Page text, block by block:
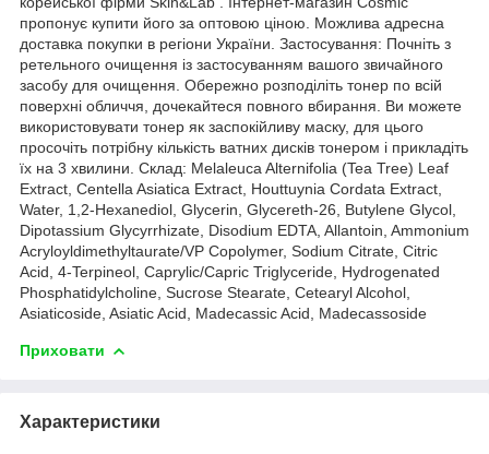
пропонує купити його за оптовою ціною. Можлива адресна
доставка покупки в регіони України. Застосування: Почніть з
ретельного очищення із застосуванням вашого звичайного
засобу для очищення. Обережно розподіліть тонер по всій
поверхні обличчя, дочекайтеся повного вбирання. Ви можете
використовувати тонер як заспокійливу маску, для цього
просочіть потрібну кількість ватних дисків тонером і прикладіть
їх на 3 хвилини. Склад: Melaleuca Alternifolia (Tea Tree) Leaf
Extract, Centella Asiatica Extract, Houttuynia Cordata Extract,
Water, 1,2-Hexanediol, Glycerin, Glycereth-26, Butylene Glycol,
Dipotassium Glycyrrhizate, Disodium EDTA, Allantoin, Ammonium
Acryloyldimethyltaurate/VP Copolymer, Sodium Citrate, Citric
Acid, 4-Terpineol, Caprylic/Capric Triglyceride, Hydrogenated
Phosphatidylcholine, Sucrose Stearate, Cetearyl Alcohol,
Asiaticoside, Asiatic Acid, Madecassic Acid, Madecassoside
Приховати
Характеристики